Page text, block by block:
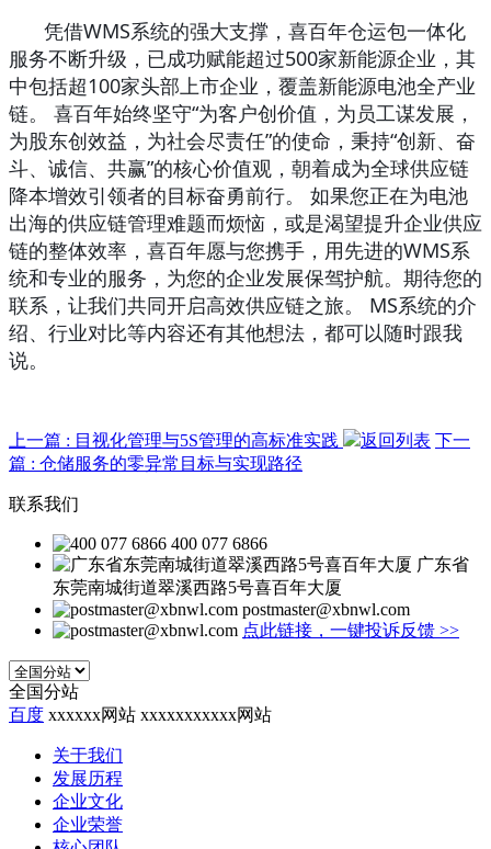
凭借WMS系统的强大支撑，喜百年仓运包一体化
服务不断升级，已成功赋能超过500家新能源企业，其
中包括超100家头部上市企业，覆盖新能源电池全产业
链。 喜百年始终坚守“为客户创价值，为员工谋发展，
为股东创效益，为社会尽责任”的使命，秉持“创新、奋
斗、诚信、共赢”的核心价值观，朝着成为全球供应链
降本增效引领者的目标奋勇前行。 如果您正在为电池
出海的供应链管理难题而烦恼，或是渴望提升企业供应
链的整体效率，喜百年愿与您携手，用先进的WMS系
统和专业的服务，为您的企业发展保驾护航。期待您的
联系，让我们共同开启高效供应链之旅。 MS系统的介
绍、行业对比等内容还有其他想法，都可以随时跟我
说。
上一篇 : 目视化管理与5S管理的高标准实践 返回列表 下一
篇 : 仓储服务的零异常目标与实现路径
联系我们
400 077 6866
广东省
东莞南城街道翠溪西路5号喜百年大厦
postmaster@xbnwl.com
点此链接，一键投诉反馈 >>
全国分站
百度 xxxxxx网站 xxxxxxxxxxx网站
关于我们
发展历程
企业文化
企业荣誉